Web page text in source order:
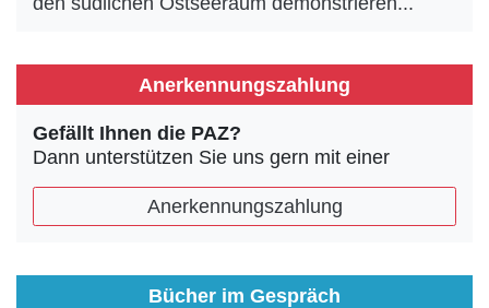
Anerkennungszahlung
Gefällt Ihnen die PAZ?
Dann unterstützen Sie uns gern mit einer
Anerkennungszahlung
Bücher im Gespräch